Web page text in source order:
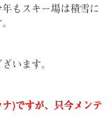
もスキー場は積雪に
います。
)ですが、只今メンテ